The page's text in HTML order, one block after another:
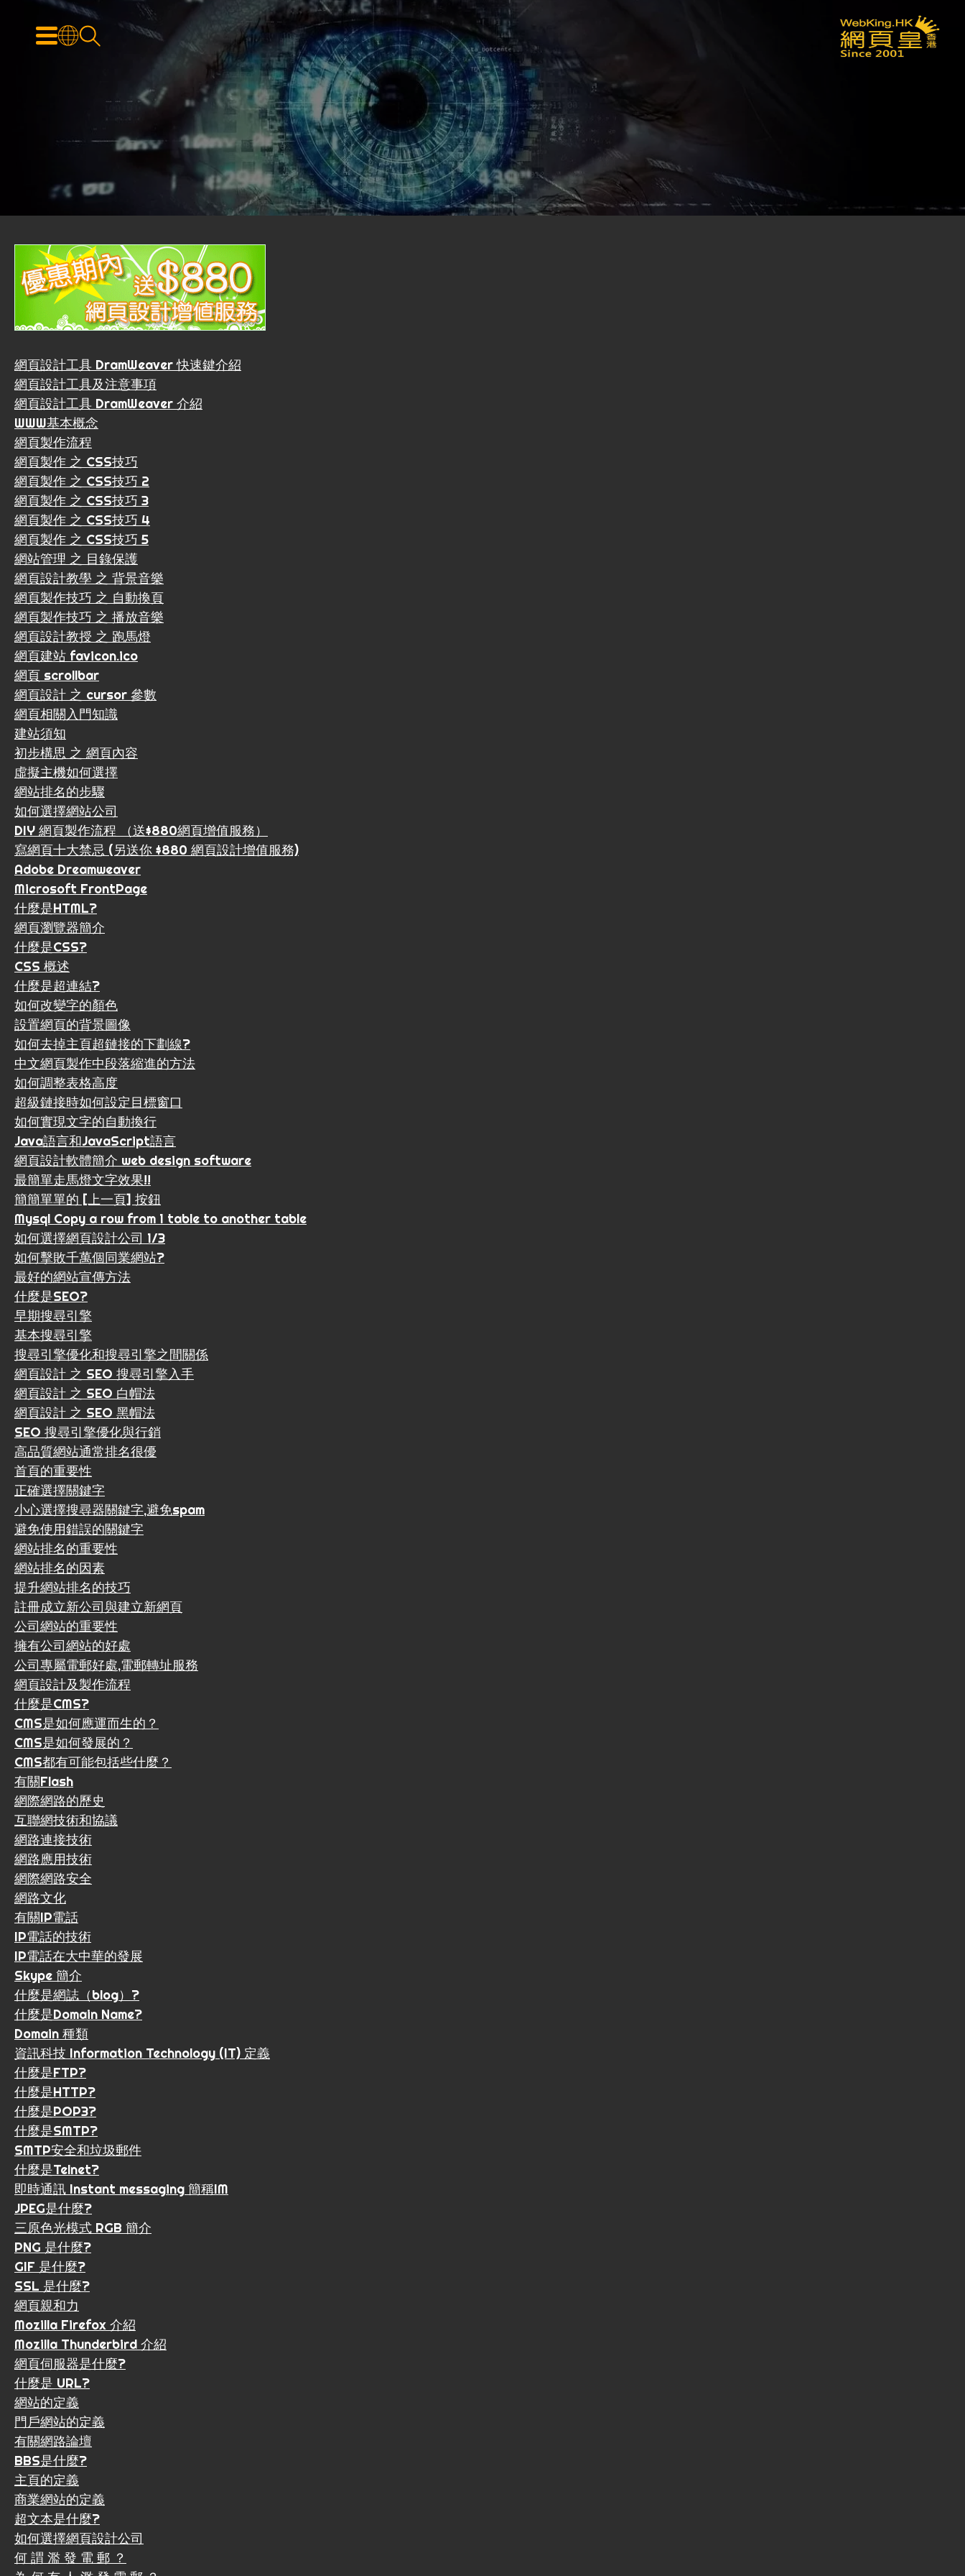
網頁設計工具 DramWeaver 快速鍵介紹
網頁設計工具及注意事項
網頁設計工具 DramWeaver 介紹
WWW基本概念
網頁製作流程
網頁製作 之 CSS技巧
網頁製作 之 CSS技巧 2
網頁製作 之 CSS技巧 3
網頁製作 之 CSS技巧 4
網頁製作 之 CSS技巧 5
網站管理 之 目錄保護
網頁設計教學 之 背景音樂
網頁製作技巧 之 自動換頁
網頁製作技巧 之 播放音樂
網頁設計教授 之 跑馬燈
網頁建站 favicon.ico
網頁 scrollbar
網頁設計 之 cursor 參數
網頁相關入門知識
建站須知
初步構思 之 網頁內容
虛擬主機如何選擇
網站排名的步驟
如何選擇網站公司
DIY 網頁製作流程 （送$880網頁增值服務）
寫網頁十大禁忌 (另送你 $880 網頁設計增值服務)
Adobe Dreamweaver
Microsoft FrontPage
什麼是HTML?
網頁瀏覽器簡介
什麼是CSS?
CSS 概述
什麼是超連結?
如何改變字的顏色
設置網頁的背景圖像
如何去掉主頁超鏈接的下劃線?
中文網頁製作中段落縮進的方法
如何調整表格高度
超級鏈接時如何設定目標窗口
如何實現文字的自動換行
Java語言和JavaScript語言
網頁設計軟體簡介 web design software
最簡單走馬燈文字效果!!
簡簡單單的 [上一頁] 按鈕
Mysql Copy a row from 1 table to another table
如何選擇網頁設計公司 1/3
如何擊敗千萬個同業網站?
最好的網站宣傳方法
什麼是SEO?
早期搜尋引擎
基本搜尋引擎
搜尋引擎優化和搜尋引擎之間關係
網頁設計 之 SEO 搜尋引擎入手
網頁設計 之 SEO 白帽法
網頁設計 之 SEO 黑帽法
SEO 搜尋引擎優化與行銷
高品質網站通常排名很優
首頁的重要性
正確選擇關鍵字
小心選擇搜尋器關鍵字,避免spam
避免使用錯誤的關鍵字
網站排名的重要性
網站排名的因素
提升網站排名的技巧
註冊成立新公司與建立新網頁
公司網站的重要性
擁有公司網站的好處
公司專屬電郵好處,電郵轉址服務
網頁設計及製作流程
什麼是CMS?
CMS是如何應運而生的？
CMS是如何發展的？
CMS都有可能包括些什麼？
有關Flash
網際網路的歷史
互聯網技術和協議
網路連接技術
網路應用技術
網際網路安全
網路文化
有關IP電話
IP電話的技術
IP電話在大中華的發展
Skype 簡介
什麼是網誌（blog）?
什麼是Domain Name?
Domain 種類
資訊科技 Information Technology (IT) 定義
什麼是FTP?
什麼是HTTP?
什麼是POP3?
什麼是SMTP?
SMTP安全和垃圾郵件
什麼是Telnet?
即時通訊 Instant messaging 簡稱IM
JPEG是什麼?
三原色光模式 RGB 簡介
PNG 是什麼?
GIF 是什麼?
SSL 是什麼?
網頁親和力
Mozilla Firefox 介紹
Mozilla Thunderbird 介紹
網頁伺服器是什麼?
什麼是 URL?
網站的定義
門戶網站的定義
有關網路論壇
BBS是什麼?
主頁的定義
商業網站的定義
超文本是什麼?
如何選擇網頁設計公司
何 謂 濫 發 電 郵 ？